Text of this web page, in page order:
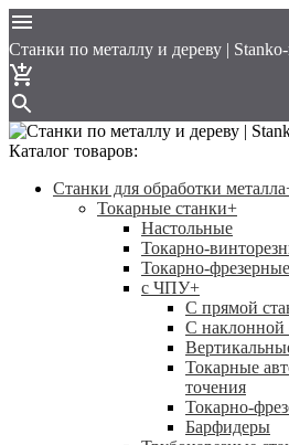
Cтанки по металлу и дереву |
Каталог товаров:
Станки для обработки металла
Токарные станки+
Настольные
Токарно-
Токарно-фрезерные
с ЧПУ+
С прямой
C наклонной
Токарные
точения
Токарно-
Барфидеры